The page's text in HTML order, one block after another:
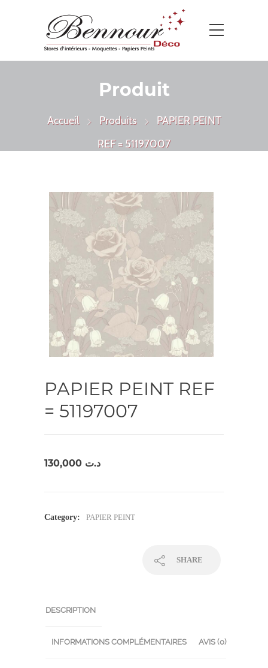
Produit
Accueil Produits
PAPIER PEINT
REF = 51197007
PAPIER PEINT REF
= 51197007
د.ت
Category: PAPIER PEINT
SHARE
DESCRIPTION
INFORMATIONS COMPLÉMENTAIRES AVIS (0)